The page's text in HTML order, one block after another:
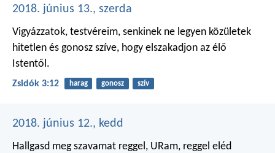
2018. június 13., szerda
Vigyázzatok, testvéreim, senkinek ne legyen közületek
hitetlen és gonosz szíve, hogy elszakadjon az élő
Istentől.
Zsidók 3:12 harag gonosz szív
2018. június 12., kedd
Hallgasd meg szavamat reggel, URam, reggel eléd